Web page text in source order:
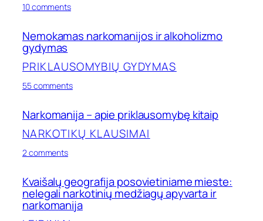
10 commentson
psichinė
Nemokamas narkomanijos ir alkoholizmo
gydymas
PRIKLAUSOMYBIŲ GYDYMAS
55 commentson
ir
alkoholizmo
gydymas
Narkomanija – apie priklausomybę kitaip
NARKOTIKŲ KLAUSIMAI
2 commentson
apie
priklausomybę
kitaip
Kvaišalų geografija posovietiniame mieste:
nelegali narkotinių medžiagų apyvarta ir
narkomanija